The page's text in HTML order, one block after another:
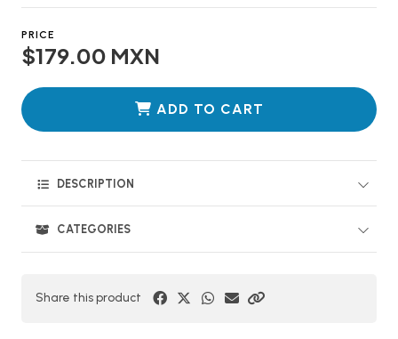
PRICE
$179.00 MXN
ADD TO CART
DESCRIPTION
CATEGORIES
Share this product